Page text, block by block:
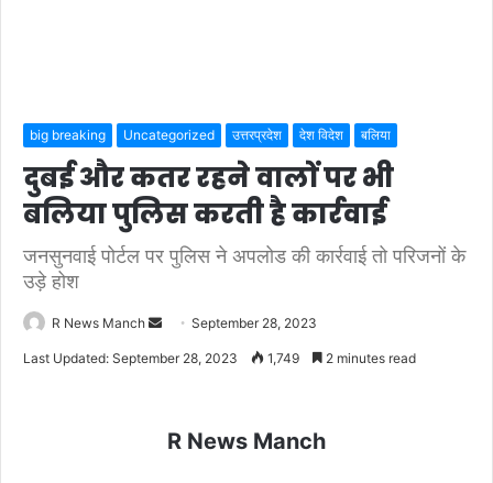
big breaking Uncategorized उत्तरप्रदेश देश विदेश बलिया
दुबई और कतर रहने वालों पर भी
बलिया पुलिस करती है कार्रवाई
जनसुनवाई पोर्टल पर पुलिस ने अपलोड की कार्रवाई तो परिजनों के
उड़े होश
R News Manch
SendSeptember 28, 2023
Last Updated: September 28, 2023 1,749 2 minutes read
R News Manch